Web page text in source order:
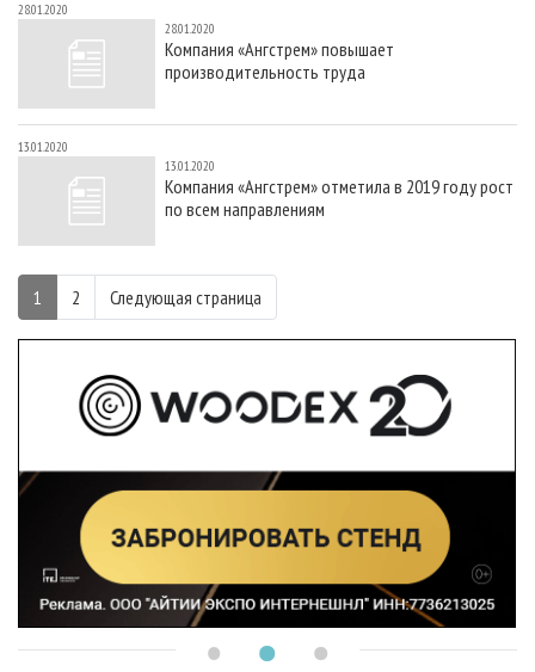
28.01.2020
28.01.2020
Компания «Ангстрем» повышает
производительность труда
13.01.2020
13.01.2020
Компания «Ангстрем» отметила в 2019 году рост
по всем направлениям
1 2 Следующая страница